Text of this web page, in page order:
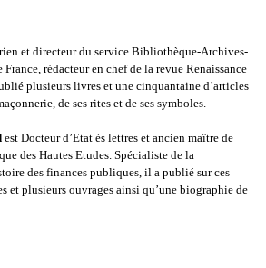
et directeur du service Bibliothèque-Archives-
rédacteur en chef de la revue Renaissance
plusieurs livres et une cinquantaine d’articles
de ses rites et de ses symboles.
est Docteur d’Etat ès lettres et ancien maître de
des Hautes Etudes. Spécialiste de la
des finances publiques, il a publié sur ces
et plusieurs ouvrages ainsi qu’une biographie de